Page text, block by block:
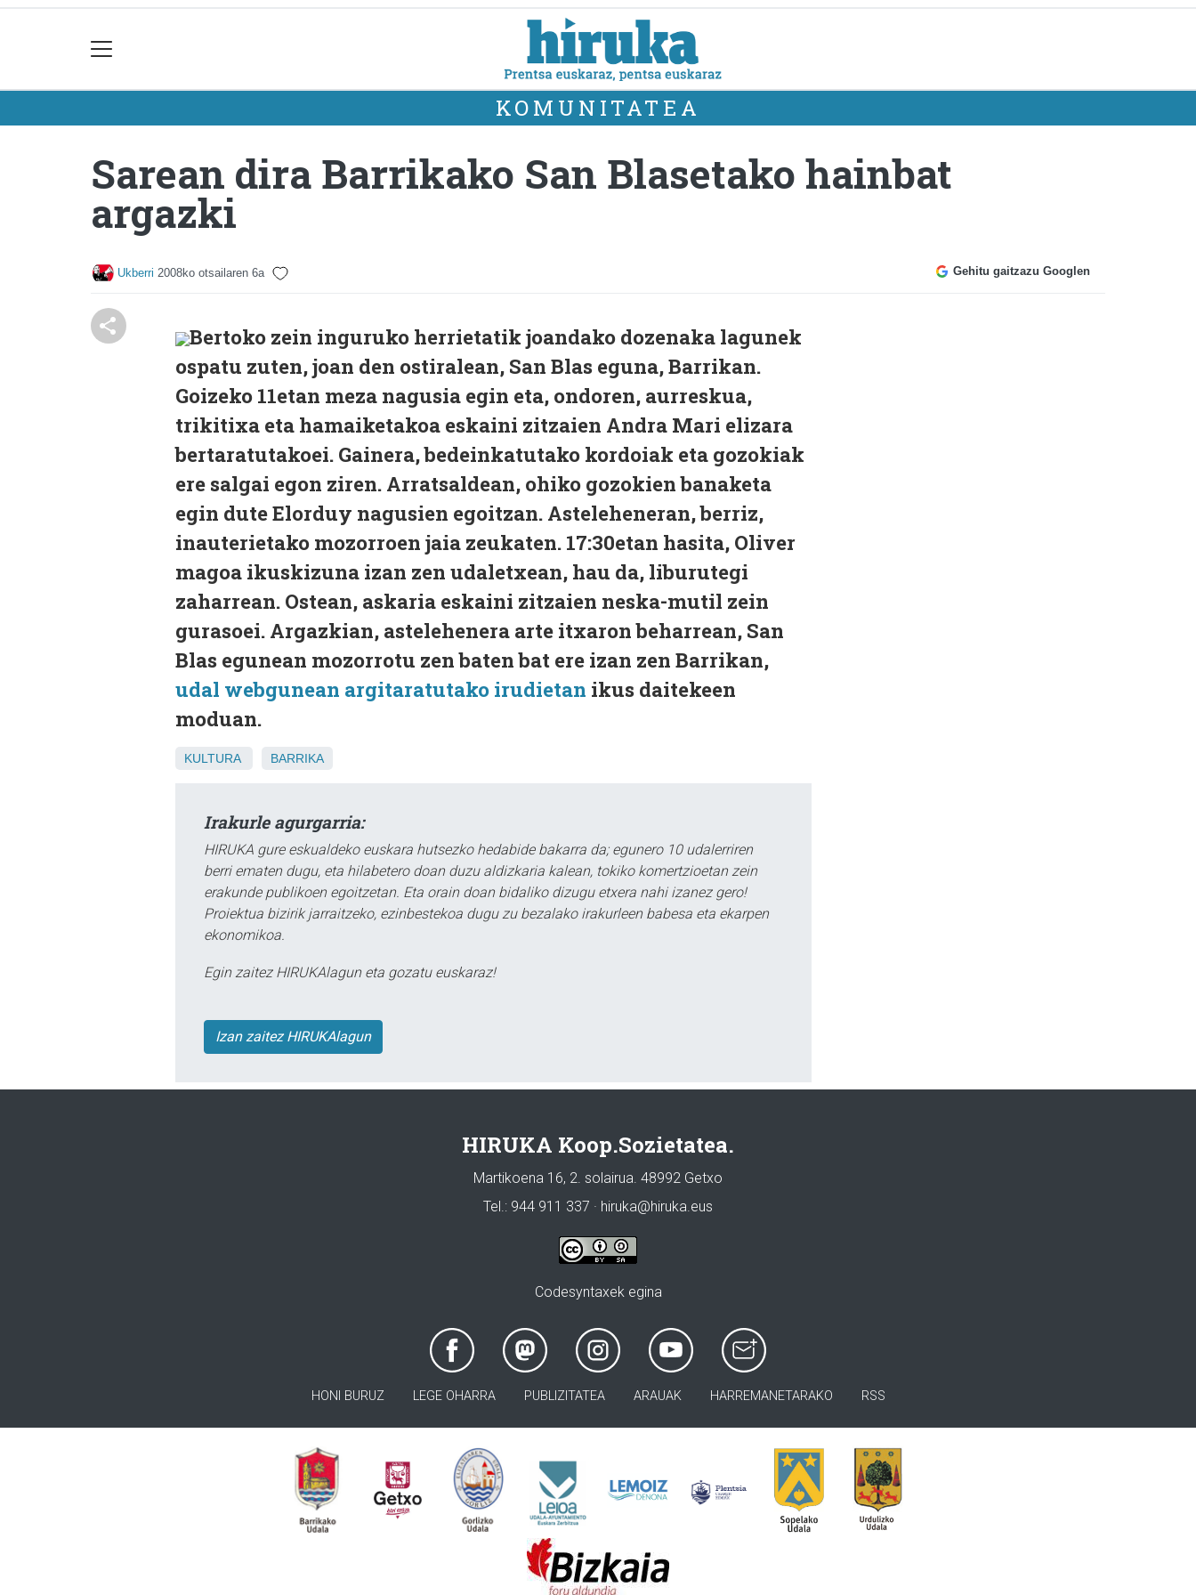
KOMUNITATEA
Sarean dira Barrikako San Blasetako hainbat
argazki
Ukberri 2008ko otsailaren 6a Gehitu gaitzazu Googlen
Bertoko zein inguruko herrietatik joandako dozenaka lagunek
ospatu zuten, joan den ostiralean, San Blas eguna, Barrikan.
Goizeko 11etan meza nagusia egin eta, ondoren, aurreskua,
trikitixa eta hamaiketakoa eskaini zitzaien Andra Mari elizara
bertaratutakoei. Gainera, bedeinkatutako kordoiak eta gozokiak
ere salgai egon ziren. Arratsaldean, ohiko gozokien banaketa
egin dute Elorduy nagusien egoitzan. Asteleheneran, berriz,
inauterietako mozorroen jaia zeukaten. 17:30etan hasita, Oliver
magoa ikuskizuna izan zen udaletxean, hau da, liburutegi
zaharrean. Ostean, askaria eskaini zitzaien neska-mutil zein
gurasoei. Argazkian, astelehenera arte itxaron beharrean, San
Blas egunean mozorrotu zen baten bat ere izan zen Barrikan,
udal webgunean argitaratutako irudietan ikus daitekeen
moduan.
KULTURA BARRIKA
Irakurle agurgarria:
HIRUKA gure eskualdeko euskara hutsezko hedabide bakarra da; egunero 10 udalerriren
berri ematen dugu, eta hilabetero doan duzu aldizkaria kalean, tokiko komertzioetan zein
erakunde publikoen egoitzetan. Eta orain doan bidaliko dizugu etxera nahi izanez gero!
Proiektua bizirik jarraitzeko, ezinbestekoa dugu zu bezalako irakurleen babesa eta ekarpen
ekonomikoa.
Egin zaitez HIRUKAlagun eta gozatu euskaraz!
Izan zaitez HIRUKAlagun
HIRUKA Koop.Sozietatea.
Martikoena 16, 2. solairua. 48992 Getxo
Tel.: 944 911 337 · hiruka@hiruka.eus
Codesyntaxek egina
HONI BURUZ LEGE OHARRA PUBLIZITATEA ARAUAK HARREMANETARAKO RSS